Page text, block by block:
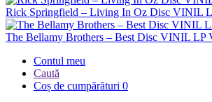
Rick Springfield – Living In Oz Disc VINIL
The Bellamy Brothers – Best Disc VINIL LP
Contul meu
Caută
Coș de cumpărături 0